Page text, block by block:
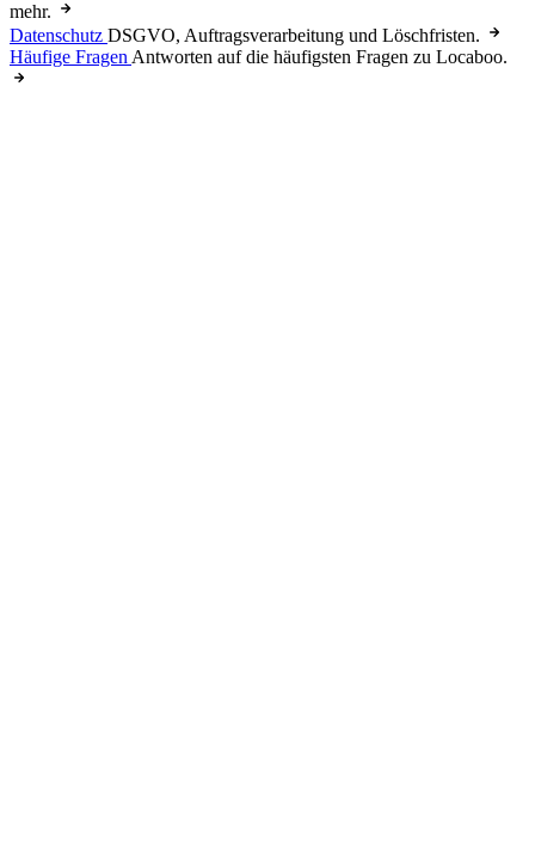
mehr.
Datenschutz DSGVO, Auftragsverarbeitung und Löschfristen.
Häufige Fragen Antworten auf die häufigsten Fragen zu Locaboo.